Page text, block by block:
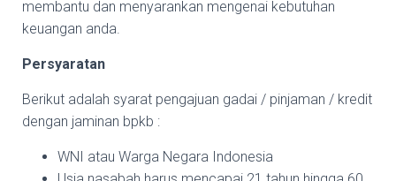
membantu dan menyarankan mengenai kebutuhan
keuangan anda.
Persyaratan
Berikut adalah syarat pengajuan gadai / pinjaman / kredit
dengan jaminan bpkb :
WNI atau Warga Negara Indonesia